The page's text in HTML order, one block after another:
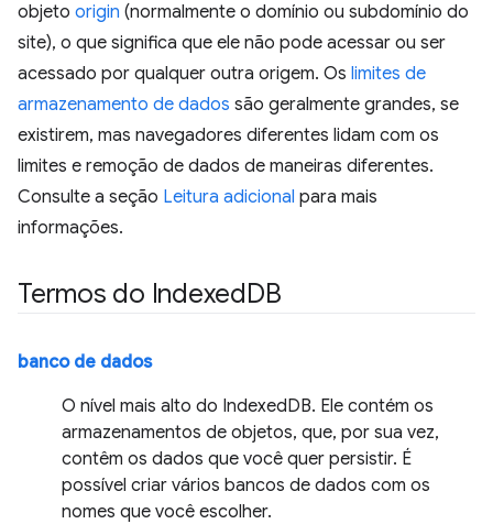
objeto origin (normalmente o domínio ou subdomínio do
site), o que significa que ele não pode acessar ou ser
acessado por qualquer outra origem. Os limites de
armazenamento de dados são geralmente grandes, se
existirem, mas navegadores diferentes lidam com os
limites e remoção de dados de maneiras diferentes.
Consulte a seção Leitura adicional para mais
informações.
Termos do IndexedDB
banco de dados
O nível mais alto do IndexedDB. Ele contém os
armazenamentos de objetos, que, por sua vez,
contêm os dados que você quer persistir. É
possível criar vários bancos de dados com os
nomes que você escolher.